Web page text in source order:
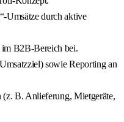
Umsätze durch aktive
im B2B-Bereich bei.
sowie Reporting an
B. Anlieferung, Mietgeräte,